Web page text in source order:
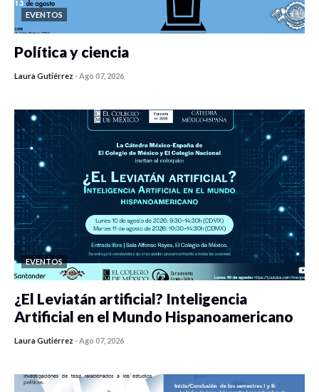
EVENTOS
Política y ciencia
Laura Gutiérrez -Ago 07, 2026
EVENTOS
¿El Leviatán artificial? Inteligencia
Artificial en el Mundo Hispanoamericano
Laura Gutiérrez -Ago 07, 2026